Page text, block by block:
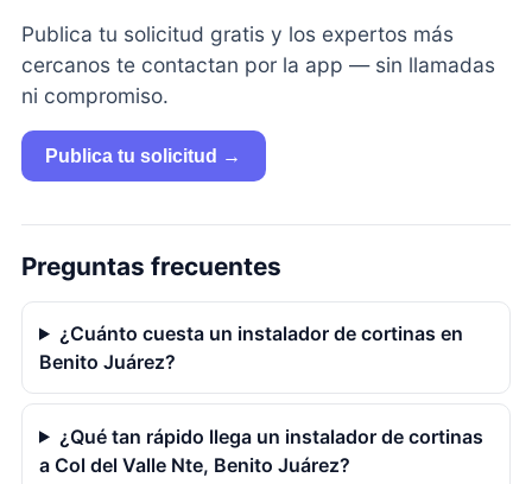
Publica tu solicitud gratis y los expertos más
cercanos te contactan por la app — sin llamadas
ni compromiso.
Publica tu solicitud →
Preguntas frecuentes
¿Cuánto cuesta un instalador de cortinas en
Benito Juárez?
¿Qué tan rápido llega un instalador de cortinas
a Col del Valle Nte, Benito Juárez?